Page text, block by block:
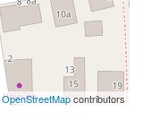
OpenStreetMapcontributors